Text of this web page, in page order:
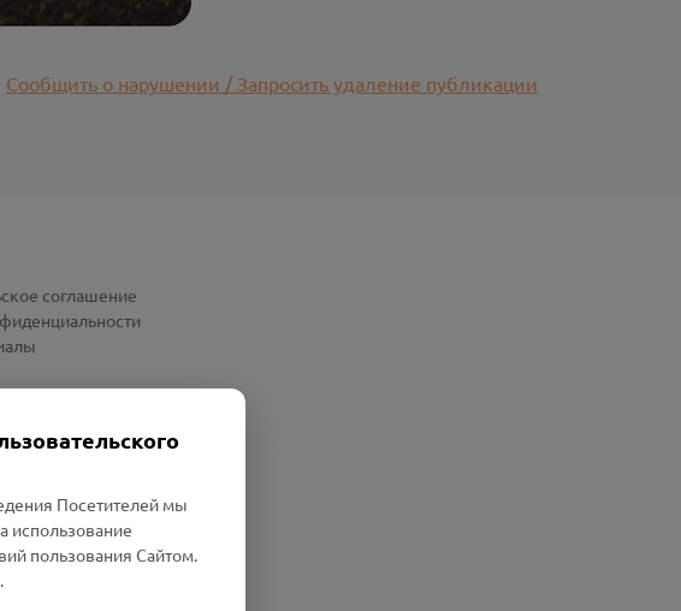
Сообщить о нарушении / Запросить удаление публикации
соглашение
18
Посетителей мы
использование
пользования Сайтом.
.